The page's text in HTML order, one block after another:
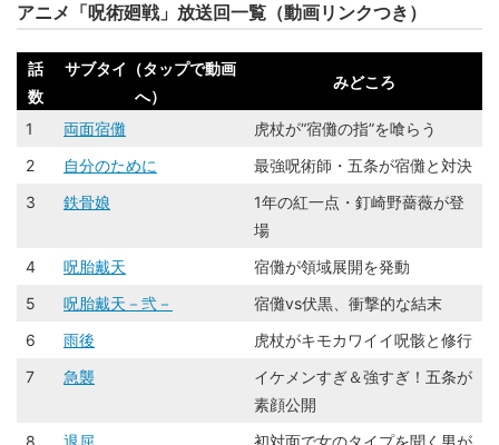
アニメ「呪術廻戦」放送回一覧（動画リンクつき）
話
数
サブタイ（タップで動画
へ）
みどころ
1 両面宿儺
虎杖が“宿儺の指”を喰らう
2
自分のために
最強呪術師・五条が宿儺と対決
3
鉄骨娘
1年の紅一点・釘崎野薔薇が登
場
4
呪胎戴天
宿儺が領域展開を発動
5
呪胎戴天－弐－
宿儺vs伏黒、衝撃的な結末
6
雨後
虎杖がキモカワイイ呪骸と修行
7
急襲
イケメンすぎ＆強すぎ！五条が
素顔公開